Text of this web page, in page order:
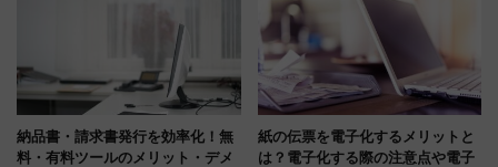
納品書・請求書発行を効率化！無
料・有料ツールのメリット・デメ
紙の伝票を電子化するメリットと
は？電子化する際の注意点や電子